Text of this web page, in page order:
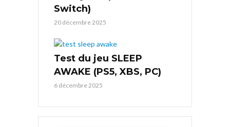
Switch)
20 décembre 2025
Test du jeu SLEEP
AWAKE (PS5, XBS, PC)
6 décembre 2025